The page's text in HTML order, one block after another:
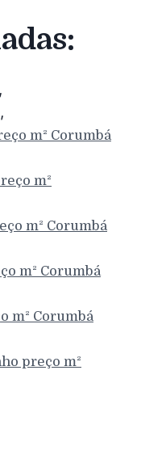
,
,
m² Corumbá
m²
m² Corumbá
m² Corumbá
m² Corumbá
preço m²